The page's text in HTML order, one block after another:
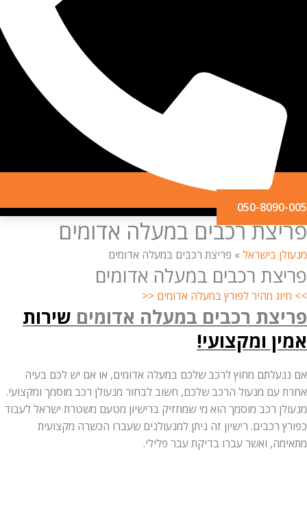
050-
רכבים במעלה אדומים
בישראל»פריצת רכבים במעלה אדומים
רכבים במעלה אדומים
מהיר לפורץ במעלה אדומים <<
רכבים במעלה אדומיםשירות
ומקצועי!
מחוץ לרכב שלכם במעלה אדומים, או אם יש לכם בעיה
מנעול הרכב שלכם, חשוב לבחור מנעולן רכב מוסמך ומקצועי.
רכב מוסמך הוא מי שמחזיק ברישיון מטעם משטרת ישראל לעבוד
רכבים. רישיון זה ניתן למנעולנים שעברו הכשרה מקצועית
ואשר עברו בדיקת עבר פלילי.